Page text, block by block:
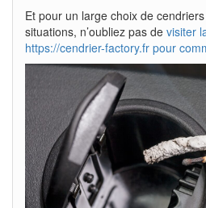
Et pour un large choix de
situations, n’oubliez pas de visiter
https://cendrier-factory.fr pour